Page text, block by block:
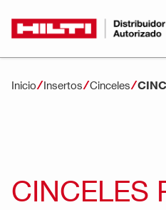
Inicio Insertos Cinceles
CINCELES